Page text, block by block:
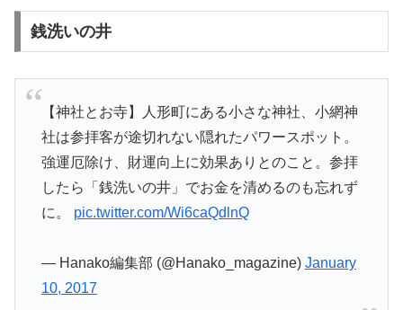
銭洗いの井
【神社とお寺】人形町にある小さな神社、小網神
社は参拝客が途切れない隠れたパワースポット。
強運厄除け、財運向上に効果ありとのこと。参拝
したら「銭洗いの井」でお金を清めるのも忘れず
に。 pic.twitter.com/Wi6caQdlnQ
— Hanako編集部 (@Hanako_magazine) January
10, 2017